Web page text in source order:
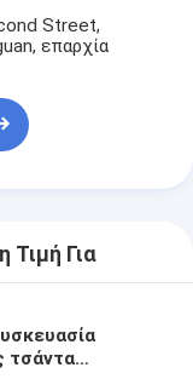
Street,
επαρχία
Τιμή Για
τσάντα